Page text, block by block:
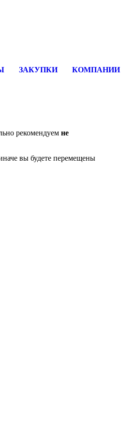
ЗАКУПКИ КОМПАНИИ
рекомендуем не
вы будете перемещены